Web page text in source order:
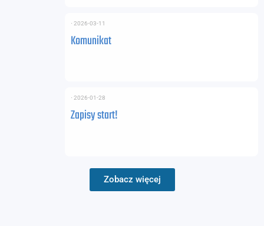
Komunikat
⋅ 2026-03-11
Zapisy start!
⋅ 2026-01-28
Zobacz więcej